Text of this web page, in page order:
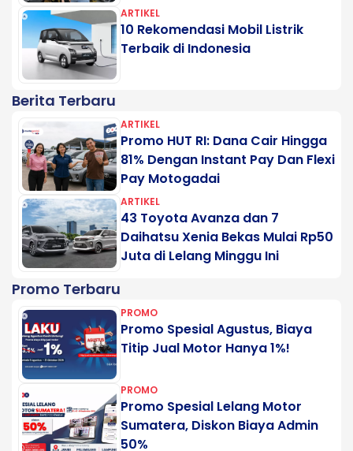
ARTIKEL
10 Rekomendasi Mobil Listrik
Terbaik di Indonesia
Berita Terbaru
ARTIKEL
Promo HUT RI: Dana Cair Hingga
81% Dengan Instant Pay Dan Flexi
Pay Motogadai
ARTIKEL
43 Toyota Avanza dan 7
Daihatsu Xenia Bekas Mulai Rp50
Juta di Lelang Minggu Ini
Promo Terbaru
PROMO
Promo Spesial Agustus, Biaya
Titip Jual Motor Hanya 1%!
PROMO
Promo Spesial Lelang Motor
Sumatera, Diskon Biaya Admin
50%